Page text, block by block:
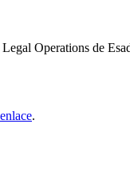
Operations de
.